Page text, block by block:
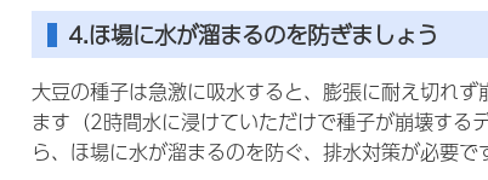
4.ほ場に水が溜まるのを防ぎましょう
大豆の種子は急激に吸水すると、膨張に耐え切れ
ます（2時間水に浸けていただけで種子が崩壊する
ら、ほ場に水が溜まるのを防ぐ、排水対策が必要で